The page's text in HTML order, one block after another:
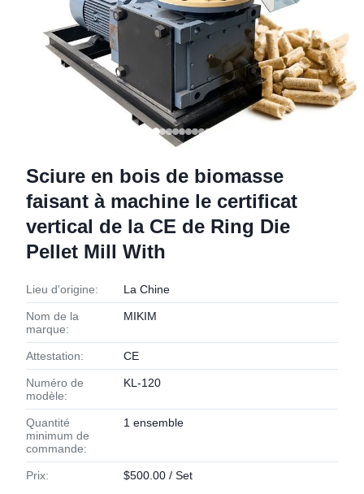
Sciure en bois de biomasse
faisant à machine le certificat
vertical de la CE de Ring Die
Pellet Mill With
Lieu d'origine: La Chine
Nom de la
marque:
MIKIM
Attestation: CE
Numéro de
modèle:
KL-120
Quantité
minimum de
commande:
1 ensemble
Prix: $500.00 / Set